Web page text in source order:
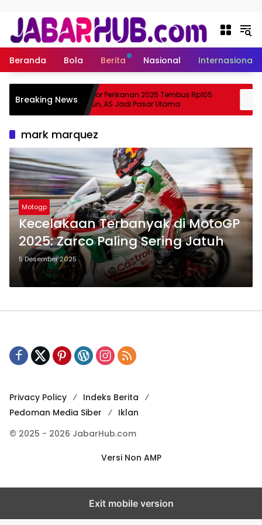
Beranda Bola Berita Nasional Internasional
Breaking NewsEkspor Perikanan 2025 Tembus Rp105
Triliun, AS Jadi Pasar Utama
mark marquez
Motogp
Kecelakaan Terbanyak di MotoGP
2025: Zarco Paling Sering Jatuh
5 Desember 2025
Bunga Anggrekia
Privacy Policy
Indeks Berita
Pedoman Media Siber
Iklan
© 2025 - 2026 JabarHub.com
Versi Non AMP
Exit mobile version